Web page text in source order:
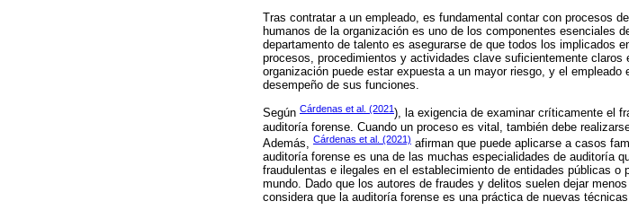
Tras contratar a un empleado, es fundamental contar con procesos
humanos de la organización es uno de los componentes esenciales
departamento de talento es asegurarse de que todos los implicados
procesos, procedimientos y actividades clave suficientemente
organización puede estar expuesta a un mayor riesgo, y el
desempeño de sus funciones.
Según Cárdenas et al. (2021 ), la exigencia de examinar críticamente el
auditoría forense. Cuando un proceso es vital, también debe
Además, Cárdenas et al. (2021) afirman que puede aplicarse a casos
auditoría forense es una de las muchas especialidades de auditoría
fraudulentas e ilegales en el establecimiento de entidades públicas
mundo. Dado que los autores de fraudes y delitos suelen dejar
considera que la auditoría forense es una práctica de nuevas